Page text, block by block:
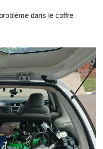
dans le coffre